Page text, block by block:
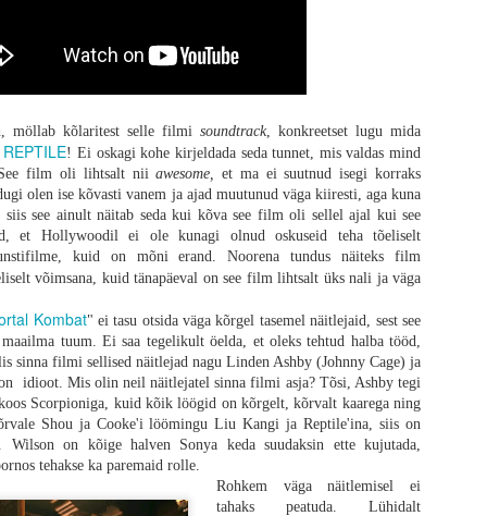
möllab kõlaritest selle filmi soundtrack, konkreetset lugu mida
REPTILE! Ei oskagi kohe kirjeldada seda tunnet, mis valdas mind
See film oli lihtsalt niiawesome,et ma ei suutnud isegi korraks
olen ise kõvasti vanem ja ajad muutunud väga kiiresti, aga kuna
siis see ainult näitab seda kui kõva see film oli sellel ajal kui see
et Hollywoodil ei ole kunagi olnud oskuseid teha tõeliselt
kuid on mõni erand. Noorena tundus näiteks film
võimsana, kuid tänapäeval on see film lihtsalt üks nali ja väga
Kombat" ei tasu otsida väga kõrgel tasemel näitlejaid, sest see
tuum. Ei saa tegelikult öelda, et oleks tehtud halba tööd,
sinna filmi sellised näitlejad nagu Linden Ashby (Johnny Cage) ja
idioot. Mis olin neil näitlejatel sinna filmi asja? Tõsi, Ashby tegi
koos Scorpioniga, kuid kõik löögid on kõrgelt, kõrvalt kaarega ning
Shou ja Cooke'i löömingu Liu Kangi ja Reptile'ina, siis on
Wilson on kõige halven Sonya keda suudaksin ette kujutada,
tehakse ka paremaid rolle.
Rohkem väga näitlemisel ei
tahaks peatuda. Lühidalt
on selgelt erinevad, siis üks oluline muutus on toimunud - varem
ühiskonda, mida enam ei eksisteeri, siis nüüd on see täiesti puudu, kuna
ebatäiuslikkust, millest viimane on tema üks suuri lemmikuid
mille kaudu kiiresti suureks kasvada. Mulle üldiselt meeldib
üle, kus elu ja surm on nii tähendusetu, et isegi leinamine on
vääri. Boyle on muutunud ajas oluliselt pehmemaks ning minu jaoks seda
Kelson, kelle kinnisideeks on „memento mori“ ehk „me kõik peame
ilmselged puudused. Keegi ei tee „õigeid“ otsuseid, aga kõik
pildis, kus publik on äärmiselt andestav. Ja mõtlen seda tõsiselt, et publik
mõtlemine tõmbab tervele asjale ikka korralikult pidurit. Siin
kas Garland üldse oma stsenaariumit ise luges või ta kirjutas ainult mõne
Tean, et minu pettumus on suuresti seotud minu ootustega, kuid
žanrielamust saada on õigustatud.